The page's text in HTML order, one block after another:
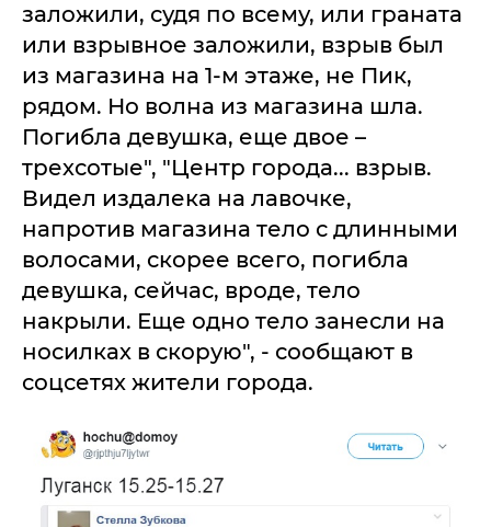
заложили, судя по всему, или граната
или взрывное заложили, взрыв был
из магазина на 1-м этаже, не Пик,
рядом. Но волна из магазина шла.
Погибла девушка, еще двое –
трехсотые", "Центр города... взрыв.
Видел издалека на лавочке,
напротив магазина тело с длинными
волосами, скорее всего, погибла
девушка, сейчас, вроде, тело
накрыли. Еще одно тело занесли на
носилках в скорую", - сообщают в
соцсетях жители города.